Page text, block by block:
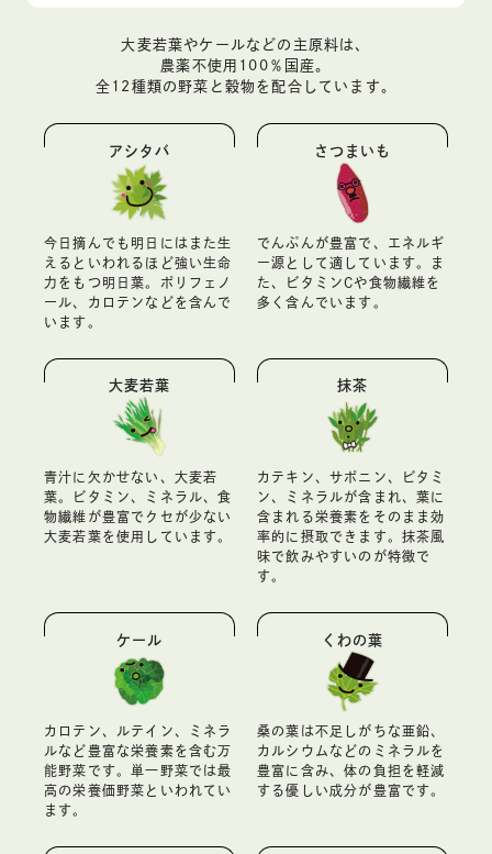
大麦若葉やケールなどの主原料は、
農薬不使用100％国産。
全12種類の野菜と穀物を配合しています。
アシタバ
今日摘んでも明日にはまた生
えるといわれるほど強い生命
力をもつ明日葉。ポリフェノ
ール、カロテンなどを含んで
います。
さつまいも
でんぷんが豊富で、エネルギ
ー源として適しています。ま
た、ビタミンCや食物繊維を
多く含んでいます。
大麦若葉
青汁に欠かせない、大麦若
葉。ビタミン、ミネラル、食
物繊維が豊富でクセが少ない
大麦若葉を使用しています。
抹茶
カテキン、サポニン、ビタミ
ン、ミネラルが含まれ、葉に
含まれる栄養素をそのまま効
率的に摂取できます。抹茶風
味で飲みやすいのが特徴で
す。
ケール
カロテン、ルテイン、ミネラ
ルなど豊富な栄養素を含む万
能野菜です。単一野菜では最
高の栄養価野菜といわれてい
ます。
くわの葉
桑の葉は不足しがちな亜鉛、
カルシウムなどのミネラルを
豊富に含み、体の負担を軽減
する優しい成分が豊富です。